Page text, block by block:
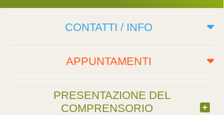
CONTATTI / INFO
APPUNTAMENTI
PRESENTAZIONE DEL
COMPRENSORIO